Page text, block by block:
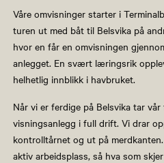
Våre omvisninger starter i
turen ut med båt til Belsvika på
hvor en får en omvisningen
anlegget. En svært læringsrik
helhetlig innblikk i havbruket.
Når vi er ferdige på Belsvika tar
visningsanlegg i full drift. Vi drar
kontrolltårnet og ut på
aktiv arbeidsplass, så hva som